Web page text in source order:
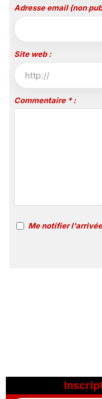
Adresse email (non
Site web :
Commentaire * :
Me notifier